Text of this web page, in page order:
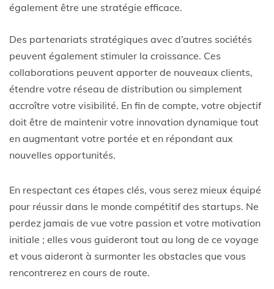
également être une stratégie efficace.
Des partenariats stratégiques avec d’autres sociétés
peuvent également stimuler la croissance. Ces
collaborations peuvent apporter de nouveaux clients,
étendre votre réseau de distribution ou simplement
accroître votre visibilité. En fin de compte, votre objectif
doit être de maintenir votre innovation dynamique tout
en augmentant votre portée et en répondant aux
nouvelles opportunités.
En respectant ces étapes clés, vous serez mieux équipé
pour réussir dans le monde compétitif des startups. Ne
perdez jamais de vue votre passion et votre motivation
initiale ; elles vous guideront tout au long de ce voyage
et vous aideront à surmonter les obstacles que vous
rencontrerez en cours de route.